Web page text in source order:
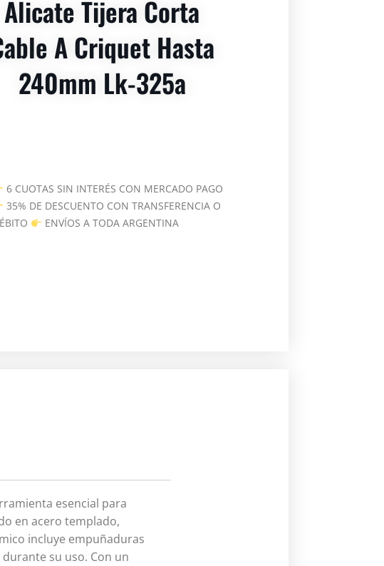
Alicate Tijera Corta
A Criquet Hasta
240mm Lk-325a
6 CUOTAS SIN INTERÉS CON MERCADO PAGO
35% DE DESCUENTO CON TRANSFERENCIA O
ENVÍOS A TODA ARGENTINA
esencial para
en acero templado,
incluye empuñaduras
su uso. Con un